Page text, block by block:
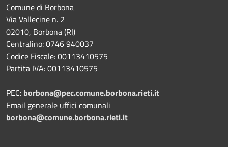
Comune di Borbona
Via Vallecine n. 2
02010, Borbona (RI)
Centralino: 0746 940037
Codice Fiscale: 00113410575
Partita IVA: 00113410575
PEC: borbona@pec.comune.borbona.rieti.it
Email generale uffici comunali
borbona@comune.borbona.rieti.it